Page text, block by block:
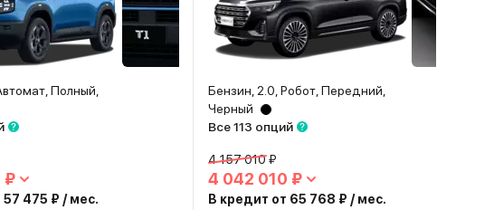
Полный,
₽
57 475 ₽ / мес.
Бензин, 2.0, Робот, Передний,
Черный
Все 113 опций
4 157 010 ₽
4 042 010 ₽
В кредит от 65 768 ₽ / мес.